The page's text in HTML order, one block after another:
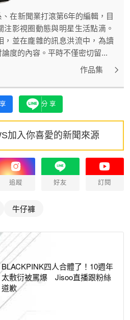
在新聞業打滾第6年的編輯，目
影視圈動態與明星生活點滴。
，並在龐雜的訊息洪流中，為讀
度的內容。平時不僅密切留...
作品集
分享
加入你喜愛的新聞來源
追蹤 好友 訂閱
牛仔褲
BLACKPINK四人合體了！10週年
太敷衍被罵爆 Jisoo直播跟粉絲
道歉